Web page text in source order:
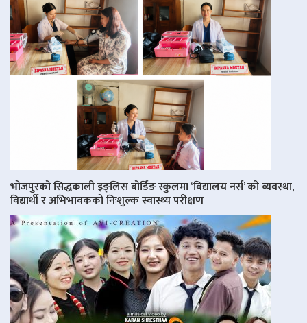
भोजपुरको सिद्धकाली इङ्लिस बोर्डिङ स्कुलमा ‘विद्यालय नर्स’ को व्यवस्था,
विद्यार्थी र अभिभावकको निःशुल्क स्वास्थ्य परीक्षण